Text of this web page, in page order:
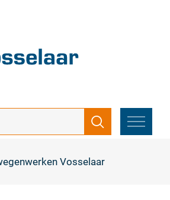
inhoud
Zoeken
MENU
Vosselaar